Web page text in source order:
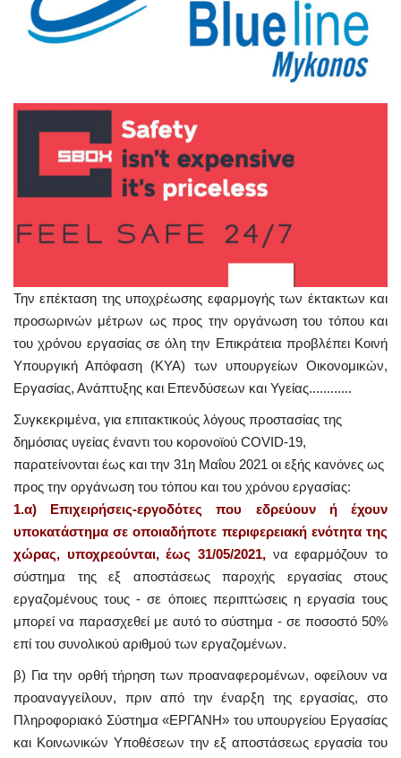
Την επέκταση της υποχρέωσης εφαρμογής των έκτακτων και
προσωρινών μέτρων ως προς την οργάνωση του τόπου και
του χρόνου εργασίας σε όλη την Επικράτεια προβλέπει Κοινή
Υπουργική Απόφαση (ΚΥΑ) των υπουργείων Οικονομικών,
Εργασίας, Ανάπτυξης και Επενδύσεων και Υγείας............
Συγκεκριμένα, για επιτακτικούς λόγους προστασίας της
δημόσιας υγείας έναντι του κορονοϊού COVID-19,
παρατείνονται έως και την 31η Μαΐου 2021 οι εξής κανόνες ως
προς την οργάνωση του τόπου και του χρόνου εργασίας:
1.α) Επιχειρήσεις-εργοδότες που εδρεύουν ή έχουν
υποκατάστημα σε οποιαδήποτε περιφερειακή ενότητα της
χώρας, υποχρεούνται, έως 31/05/2021, να εφαρμόζουν το
σύστημα της εξ αποστάσεως παροχής εργασίας στους
εργαζομένους τους - σε όποιες περιπτώσεις η εργασία τους
μπορεί να παρασχεθεί με αυτό το σύστημα - σε ποσοστό 50%
επί του συνολικού αριθμού των εργαζομένων.
β) Για την ορθή τήρηση των προαναφερομένων, οφείλουν να
προαναγγείλουν, πριν από την έναρξη της εργασίας, στο
Πληροφοριακό Σύστημα «ΕΡΓΑΝΗ» του υπουργείου Εργασίας
και Κοινωνικών Υποθέσεων την εξ αποστάσεως εργασία του